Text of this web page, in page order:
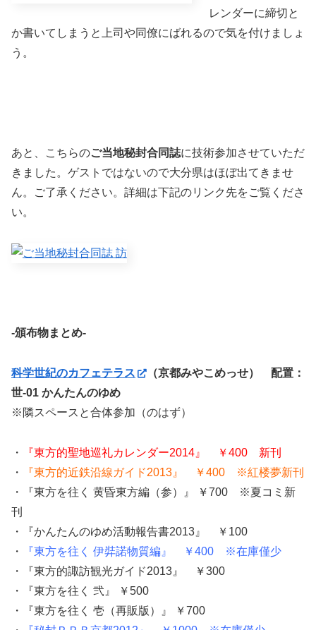
レンダーに締切と
か書いてしまうと上司や同僚にばれるので気を付けましょ
う。
あと、こちらのご当地秘封合同誌に技術参加させていただ
きました。ゲストではないので大分県はほぼ出てきませ
ん。ご了承ください。詳細は下記のリンク先をご覧くださ
い。
-頒布物まとめ-
科学世紀のカフェテラス
（京都みやこめっせ） 配置：
世-01 かんたんのゆめ
※隣スペースと合体参加（のはず）
・
『東方的聖地巡礼カレンダー2014』 ￥400 新刊
・
『東方的近鉄沿線ガイド2013』 ￥400 ※紅楼夢新刊
・『東方を往く 黄昏東方編（参）』 ￥700 ※夏コミ新
刊
・『かんたんのゆめ活動報告書2013』 ￥100
・
『東方を往く 伊弉諾物質編』 ￥400 ※在庫僅少
・『東方的諏訪観光ガイド2013』 ￥300
・『東方を往く 弐』 ￥500
・『東方を往く 壱（再販版）』 ￥700